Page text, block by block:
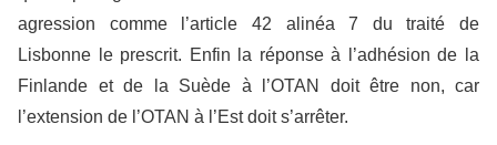
agression comme l’article 42 alinéa 7 du traité de
Lisbonne le prescrit. Enfin la réponse à l’adhésion de la
Finlande et de la Suède à l’OTAN doit être non, car
l’extension de l’OTAN à l’Est doit s’arrêter.